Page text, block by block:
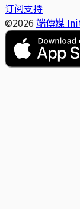
订阅支持
©2026 端傳媒